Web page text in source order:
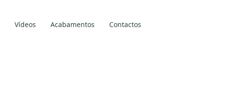
Vídeos Acabamentos Contactos